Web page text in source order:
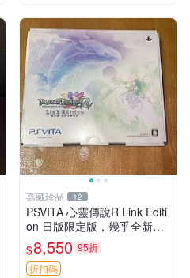
嘉藏珍品 12
PSVITA 心靈傳說R Link Editi
on 日版限定版，幾乎全新，
配件齊全，原裝包裝盒，說明
書，底座，掛件，布袋，卡都
在，游戲光盤已拆封但保存
$8,550 95折
折扣碼